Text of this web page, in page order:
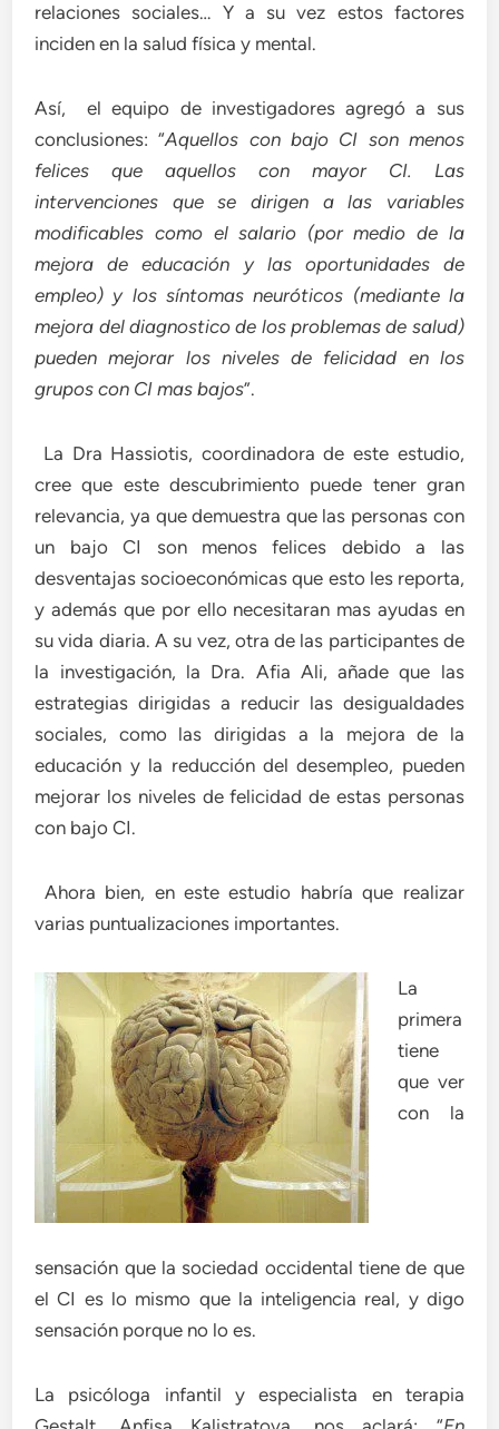
relaciones sociales… Y a su vez estos factores
inciden en la salud física y mental.
Así, el equipo de investigadores agregó a sus
conclusiones: “Aquellos con bajo CI son menos
felices que aquellos con mayor CI. Las
intervenciones que se dirigen a las variables
modificables como el salario (por medio de la
mejora de educación y las oportunidades de
empleo) y los síntomas neuróticos (mediante la
mejora del diagnostico de los problemas de salud)
pueden mejorar los niveles de felicidad en los
grupos con CI mas bajos”.
La Dra Hassiotis, coordinadora de este estudio,
cree que este descubrimiento puede tener gran
relevancia, ya que demuestra que las personas con
un bajo CI son menos felices debido a las
desventajas socioeconómicas que esto les reporta,
y además que por ello necesitaran mas ayudas en
su vida diaria. A su vez, otra de las participantes de
la investigación, la Dra. Afia Ali, añade que las
estrategias dirigidas a reducir las desigualdades
sociales, como las dirigidas a la mejora de la
educación y la reducción del desempleo, pueden
mejorar los niveles de felicidad de estas personas
con bajo CI.
Ahora bien, en este estudio habría que realizar
varias puntualizaciones importantes.
La
primera
tiene
que ver
con la
sensación que la sociedad occidental tiene de que
el CI es lo mismo que la inteligencia real, y digo
sensación porque no lo es.
La psicóloga infantil y especialista en terapia